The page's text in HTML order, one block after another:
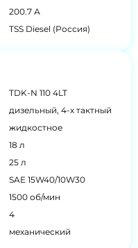
200.7 А
TSS Diesel (Россия)
TDK-N 110 4LT
дизельный, 4-х тактный
жидкостное
18 л
25 л
SAE 15W40/10W30
1500 об/мин
4
механический